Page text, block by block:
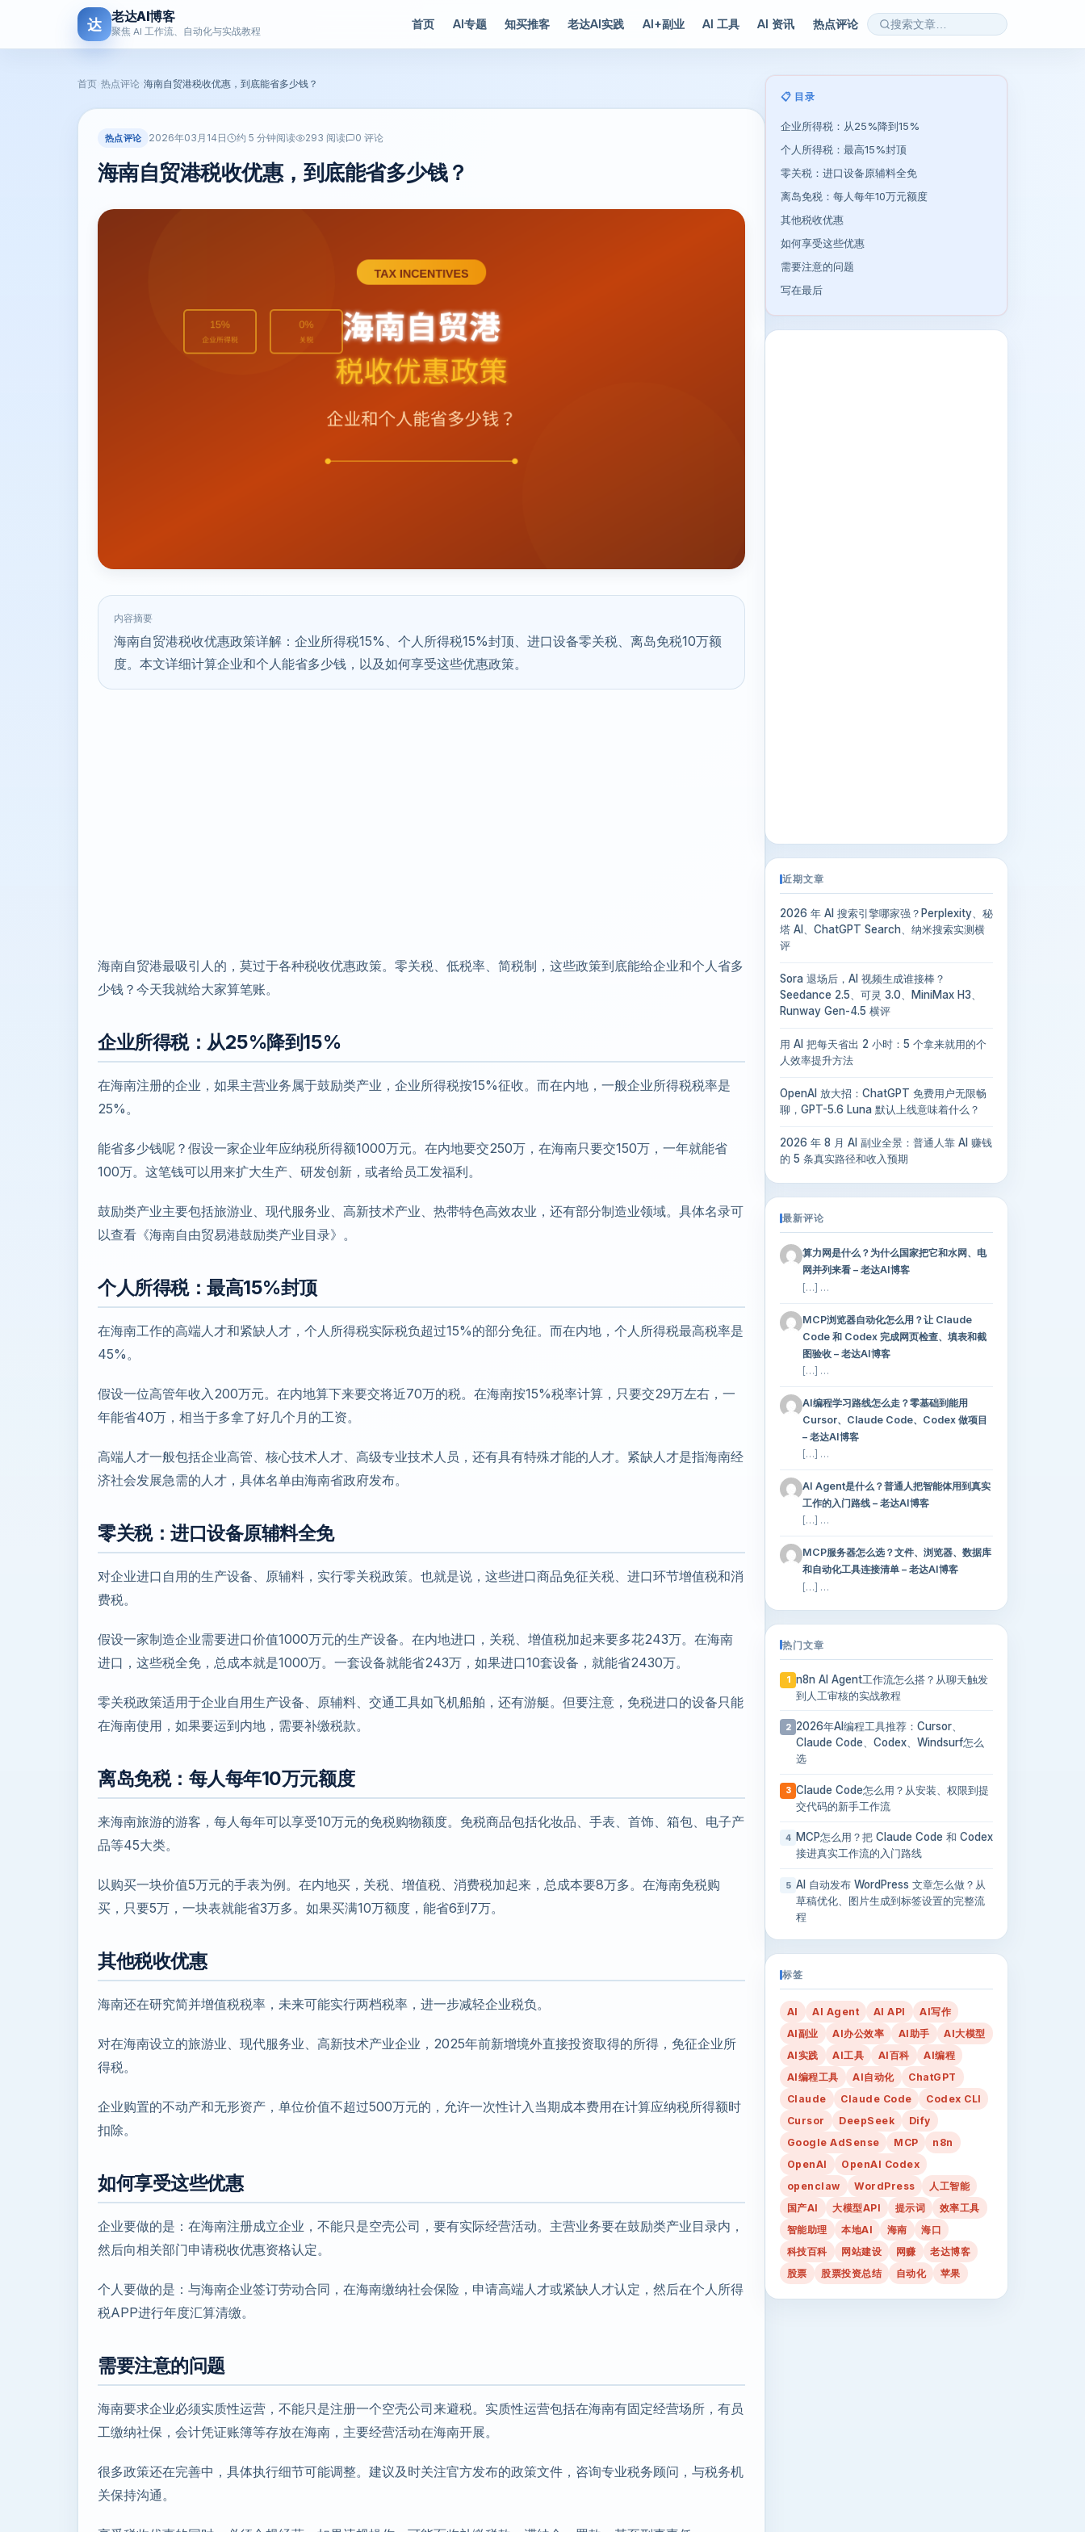
达 老达AI博客
聚焦 AI 工作流、自动化与实战教程
首页 AI专题 知买推客 老达AI实践 AI+副业 AI 工具 AI 资讯 热点评论
首页 热点评论 海南自贸港税收优惠，到底能省多少钱？
热点评论 2026年03月14日 约 5 分钟阅读 293 阅读 0 评论
海南自贸港税收优惠，到底能省多少钱？
内容摘要
海南自贸港税收优惠政策详解：企业所得税15%、个人所得税15%封顶、进口设备零关税、离岛免税10万额
度。本文详细计算企业和个人能省多少钱，以及如何享受这些优惠政策。
海南自贸港最吸引人的，莫过于各种税收优惠政策。零关税、低税率、简税制，这些政策到底能给企业和个人省多
少钱？今天我就给大家算笔账。
企业所得税：从25%降到15%
在海南注册的企业，如果主营业务属于鼓励类产业，企业所得税按15%征收。而在内地，一般企业所得税税率是
25%。
能省多少钱呢？假设一家企业年应纳税所得额1000万元。在内地要交250万，在海南只要交150万，一年就能省
100万。这笔钱可以用来扩大生产、研发创新，或者给员工发福利。
鼓励类产业主要包括旅游业、现代服务业、高新技术产业、热带特色高效农业，还有部分制造业领域。具体名录可
以查看《海南自由贸易港鼓励类产业目录》。
个人所得税：最高15%封顶
在海南工作的高端人才和紧缺人才，个人所得税实际税负超过15%的部分免征。而在内地，个人所得税最高税率是
45%。
假设一位高管年收入200万元。在内地算下来要交将近70万的税。在海南按15%税率计算，只要交29万左右，一
年能省40万，相当于多拿了好几个月的工资。
高端人才一般包括企业高管、核心技术人才、高级专业技术人员，还有具有特殊才能的人才。紧缺人才是指海南经
济社会发展急需的人才，具体名单由海南省政府发布。
零关税：进口设备原辅料全免
对企业进口自用的生产设备、原辅料，实行零关税政策。也就是说，这些进口商品免征关税、进口环节增值税和消
费税。
假设一家制造企业需要进口价值1000万元的生产设备。在内地进口，关税、增值税加起来要多花243万。在海南
进口，这些税全免，总成本就是1000万。一套设备就能省243万，如果进口10套设备，就能省2430万。
零关税政策适用于企业自用生产设备、原辅料、交通工具如飞机船舶，还有游艇。但要注意，免税进口的设备只能
在海南使用，如果要运到内地，需要补缴税款。
离岛免税：每人每年10万元额度
来海南旅游的游客，每人每年可以享受10万元的免税购物额度。免税商品包括化妆品、手表、首饰、箱包、电子产
品等45大类。
以购买一块价值5万元的手表为例。在内地买，关税、增值税、消费税加起来，总成本要8万多。在海南免税购
买，只要5万，一块表就能省3万多。如果买满10万额度，能省6到7万。
其他税收优惠
海南还在研究简并增值税税率，未来可能实行两档税率，进一步减轻企业税负。
对在海南设立的旅游业、现代服务业、高新技术产业企业，2025年前新增境外直接投资取得的所得，免征企业所
得税。
企业购置的不动产和无形资产，单位价值不超过500万元的，允许一次性计入当期成本费用在计算应纳税所得额时
扣除。
如何享受这些优惠
企业要做的是：在海南注册成立企业，不能只是空壳公司，要有实际经营活动。主营业务要在鼓励类产业目录内，
然后向相关部门申请税收优惠资格认定。
个人要做的是：与海南企业签订劳动合同，在海南缴纳社会保险，申请高端人才或紧缺人才认定，然后在个人所得
税APP进行年度汇算清缴。
需要注意的问题
海南要求企业必须实质性运营，不能只是注册一个空壳公司来避税。实质性运营包括在海南有固定经营场所，有员
工缴纳社保，会计凭证账簿等存放在海南，主要经营活动在海南开展。
很多政策还在完善中，具体执行细节可能调整。建议及时关注官方发布的政策文件，咨询专业税务顾问，与税务机
关保持沟通。
📋 目录
企业所得税：从25%降到15%
个人所得税：最高15%封顶
零关税：进口设备原辅料全免
离岛免税：每人每年10万元额度
其他税收优惠
如何享受这些优惠
需要注意的问题
写在最后
近期文章
2026 年 AI 搜索引擎哪家强？Perplexity、秘
塔 AI、ChatGPT Search、纳米搜索实测横
评
Sora 退场后，AI 视频生成谁接棒？
Seedance 2.5、可灵 3.0、MiniMax H3、
Runway Gen-4.5 横评
用 AI 把每天省出 2 小时：5 个拿来就用的个
人效率提升方法
OpenAI 放大招：ChatGPT 免费用户无限畅
聊，GPT-5.6 Luna 默认上线意味着什么？
2026 年 8 月 AI 副业全景：普通人靠 AI 赚钱
的 5 条真实路径和收入预期
最新评论
算力网是什么？为什么国家把它和水网、电
网并列来看 – 老达AI博客
[…] …
MCP浏览器自动化怎么用？让 Claude
Code 和 Codex 完成网页检查、填表和截
图验收 – 老达AI博客
[…] …
AI编程学习路线怎么走？零基础到能用
Cursor、Claude Code、Codex 做项目
– 老达AI博客
[…] …
AI Agent是什么？普通人把智能体用到真实
工作的入门路线 – 老达AI博客
[…] …
MCP服务器怎么选？文件、浏览器、数据库
和自动化工具连接清单 – 老达AI博客
[…] …
热门文章
1
n8n AI Agent工作流怎么搭？从聊天触发
到人工审核的实战教程
2 2026年AI编程工具推荐：Cursor、
Claude Code、Codex、Windsurf怎么
选
3 Claude Code怎么用？从安装、权限到提
交代码的新手工作流
4
MCP怎么用？把 Claude Code 和 Codex
接进真实工作流的入门路线
5 AI 自动发布 WordPress 文章怎么做？从
草稿优化、图片生成到标签设置的完整流
程
标签
AI AI Agent AI API
AI写作
AI副业
AI办公效率 AI助手
AI大模型
AI实践
AI工具 AI百科
AI编程
AI编程工具
AI自动化
ChatGPT
Claude
Claude Code
Codex CLI
Cursor
DeepSeek
Dify
Google AdSense
MCP
n8n
OpenAI
OpenAI Codex
openclaw
WordPress
人工智能
国产AI
大模型API 提示词
效率工具
智能助理
本地AI 海南
海口
科技百科
网站建设 网赚
老达博客
股票
股票投资总结 自动化 苹果